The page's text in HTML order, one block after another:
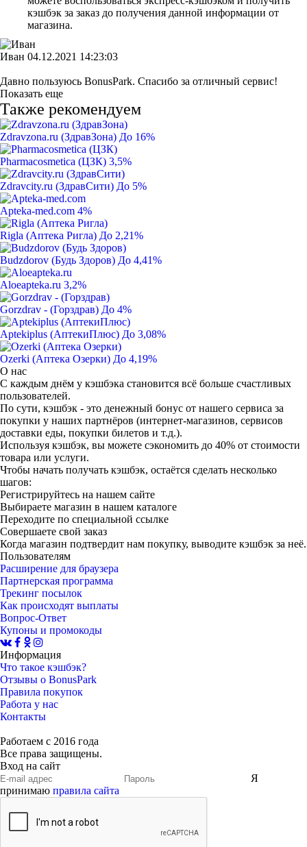
кэшбэк за заказ до получения данной информации от
магазина.
Иван 04.12.2021 14:23:03
Давно пользуюсь BonusPark. Спасибо за отличный сервис!
Показать еще
Также рекомендуем
Zdravzona.ru (ЗдравЗона) До 16%
Pharmacosmetica (ЦЗК) 3,5%
Zdravcity.ru (ЗдравСити) До 5%
Apteka-med.com 4%
Rigla (Аптека Ригла) До 2,21%
Budzdorov (Будь Здоров) До 4,41%
Aloeapteka.ru 3,2%
Gorzdrav - (Горздрав) До 4%
Aptekiplus (АптекиПлюс) До 3,08%
Ozerki (Аптека Озерки) До 4,19%
О нас
С каждым днём у кэшбэка становится всё больше счастливых
пользователей.
По сути, кэшбэк - это денежный бонус от нашего сервиса за
покупки у наших партнёров (интернет-магазинов, сервисов
доставки еды, покупки билетов и т.д.).
Используя кэшбэк, вы можете сэкономить до 40% от стоимости
товара или услуги.
Чтобы начать получать кэшбэк, остаётся сделать несколько
шагов:
Регистрируйтесь на нашем сайте
Выбираете магазин в нашем каталоге
Переходите по специальной ссылке
Совершаете свой заказ
Когда магазин подтвердит нам покупку, выводите кэшбэк за неё.
Пользователям
Расширение для браузера
Партнерская программа
Трекинг посылок
Как происходят выплаты
Вопрос-Ответ
Купоны и промокоды
Информация
Что такое кэшбэк?
Отзывы о BonusPark
Правила покупок
Работа у нас
Контакты
Работаем с 2016 года
Все права защищены.
Вход на сайт
Я
принимаю правила сайта